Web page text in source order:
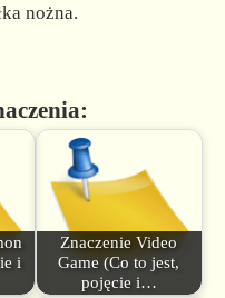
nożna.
i
Znaczenie Video
Game (Co to jest,
pojęcie i…